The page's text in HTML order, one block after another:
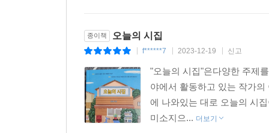
종이책 오늘의 시집
f******7 2023-12-19 신고
"오늘의 시집"은다양한 주제
야에서 활동하고 있는 작가
에 나와있는 대로 오늘의 시
미소지으... 더보기